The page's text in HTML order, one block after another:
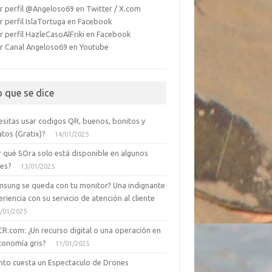
perfil @Angeloso69 en Twitter / X.com
perfil IslaTortuga en Facebook
perfil HazleCasoAlFriki en Facebook
Canal Angeloso69 en Youtube
que se dice
usar codigos QR, buenos, bonitos y
(Gratix)?
14/01/2025
qué SOra solo está disponible en algunos
13/01/2025
se queda con tu monitor? Una indignante
con su servicio de atención al cliente
01/2025
¿Un recurso digital o una operación en
gris?
11/01/2025
cuesta un Espectaculo de Drones